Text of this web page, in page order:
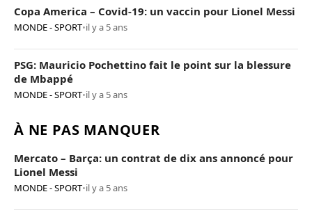
Copa America – Covid-19: un vaccin pour Lionel Messi
MONDE - SPORT•il y a 5 ans
PSG: Mauricio Pochettino fait le point sur la blessure
de Mbappé
MONDE - SPORT•il y a 5 ans
À NE PAS MANQUER
Mercato – Barça: un contrat de dix ans annoncé pour
Lionel Messi
MONDE - SPORT•il y a 5 ans